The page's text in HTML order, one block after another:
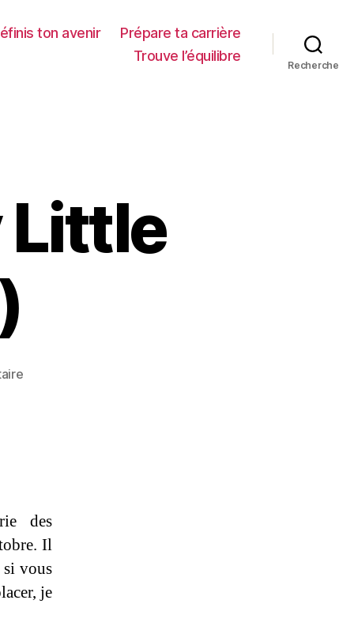
ton avenir
Prépare ta carrière
Trouve l’équilibre
Recherche
Little
sur
des
Il
si vous
je